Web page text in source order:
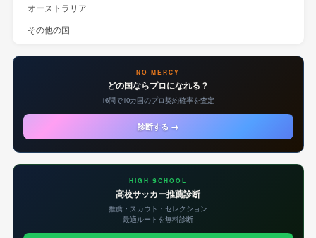
オーストラリア
その他の国
NO MERCY
どの国ならプロになれる？
16問で10カ国のプロ契約確率を査定
診断する →
HIGH SCHOOL
高校サッカー推薦診断
推薦・スカウト・セレクション
最適ルートを無料診断